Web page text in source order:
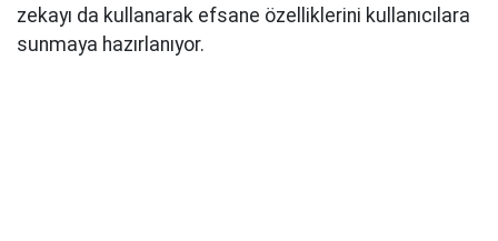
zekayı da kullanarak efsane özelliklerini kullanıcılara
sunmaya hazırlanıyor.